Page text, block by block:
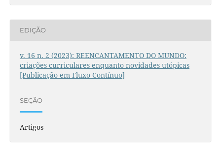
EDIÇÃO
v. 16 n. 2 (2023): REENCANTAMENTO DO MUNDO:
criações curriculares enquanto novidades utópicas
[Publicação em Fluxo Contínuo]
SEÇÃO
Artigos